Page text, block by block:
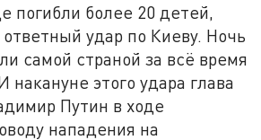
погибли более 20 детей,
удар по Киеву. Ночь
самой страной за всё время
накануне этого удара глава
Путин в ходе
нападения на